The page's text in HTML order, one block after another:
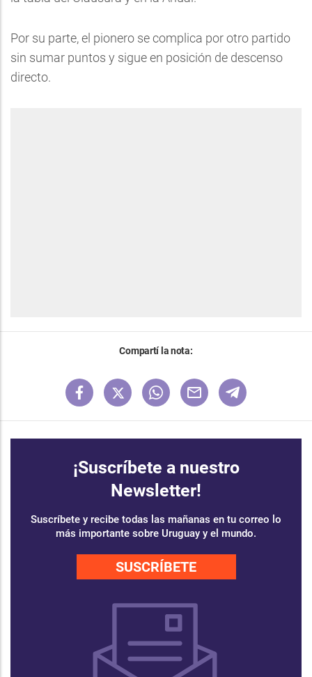
Por su parte, el pionero se complica por otro partido
sin sumar puntos y sigue en posición de descenso
directo.
Compartí la nota:
¡Suscríbete a nuestro
Newsletter!
Suscríbete y recibe todas las mañanas en tu correo lo
más importante sobre Uruguay y el mundo.
SUSCRÍBETE